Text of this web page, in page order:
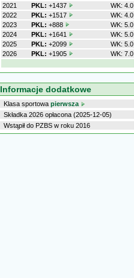
2021
PKL: +1437
WK: 4.0
2022
PKL: +1517
WK: 4.0
2023
PKL: +888
WK: 5.0
2024
PKL: +1641
WK: 5.0
2025
PKL: +2099
WK: 5.0
2026
PKL: +1905 WK: 7.0
Informacje dodatkowe
Klasa sportowa pierwsza
Składka 2026 opłacona (2025-12-05)
Wstąpił do PZBS w roku 2016